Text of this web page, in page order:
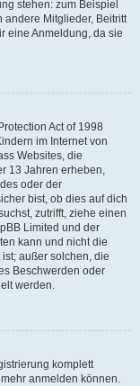
stehen: zum Beispiel
andere Mitglieder, Beitritt
eine Anmeldung, da sie
Act of 1998
im Internet von
Websites, die
13 Jahren erheben,
oder der
bist, ob dies auf dich
zutrifft, ziehe einen
Limited und der
kann und nicht die
außer solchen, die
Beschwerden oder
werden.
komplett
anmelden können.